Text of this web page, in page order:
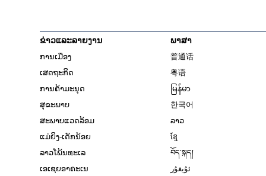
ຂ່າວແລະລາຍງານ
ການເມືອງ
ເສດຖະກິດ
ການຄ້າມະນຸດ
ສຸຂະພາບ
ສະພາບແວດລ້ອມ
ແມ່ຍິງ-ເດັກນ້ອຍ
ລາວໂພ້ນທະເລ
ເອເຊຍອາຄະເນ
ພາສາ
普通话
粤语
မြန်မာ
한국어
ລາວ
ខ្មែ
བོད་སྐད།
ئۇيغۇر